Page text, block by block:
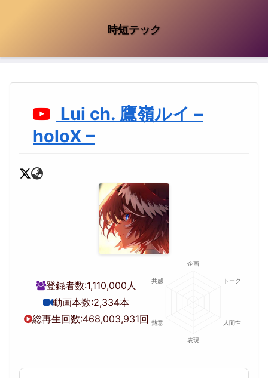
時短テック
Lui ch. 鷹嶺ルイ –
holoX –
登録者数:1,110,000人
動画本数:2,334本
総再生回数:468,003,931回